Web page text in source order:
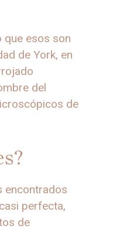
que esos son
de York, en
del
de
encontrados
perfecta,
de